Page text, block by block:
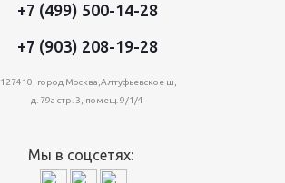
+7 (499) 500-14-28
+7 (903) 208-19-28
127410, город Москва,Алтуфьевское ш,
д. 79а стр. 3, помещ. 9/1/4
Мы в соцсетях: